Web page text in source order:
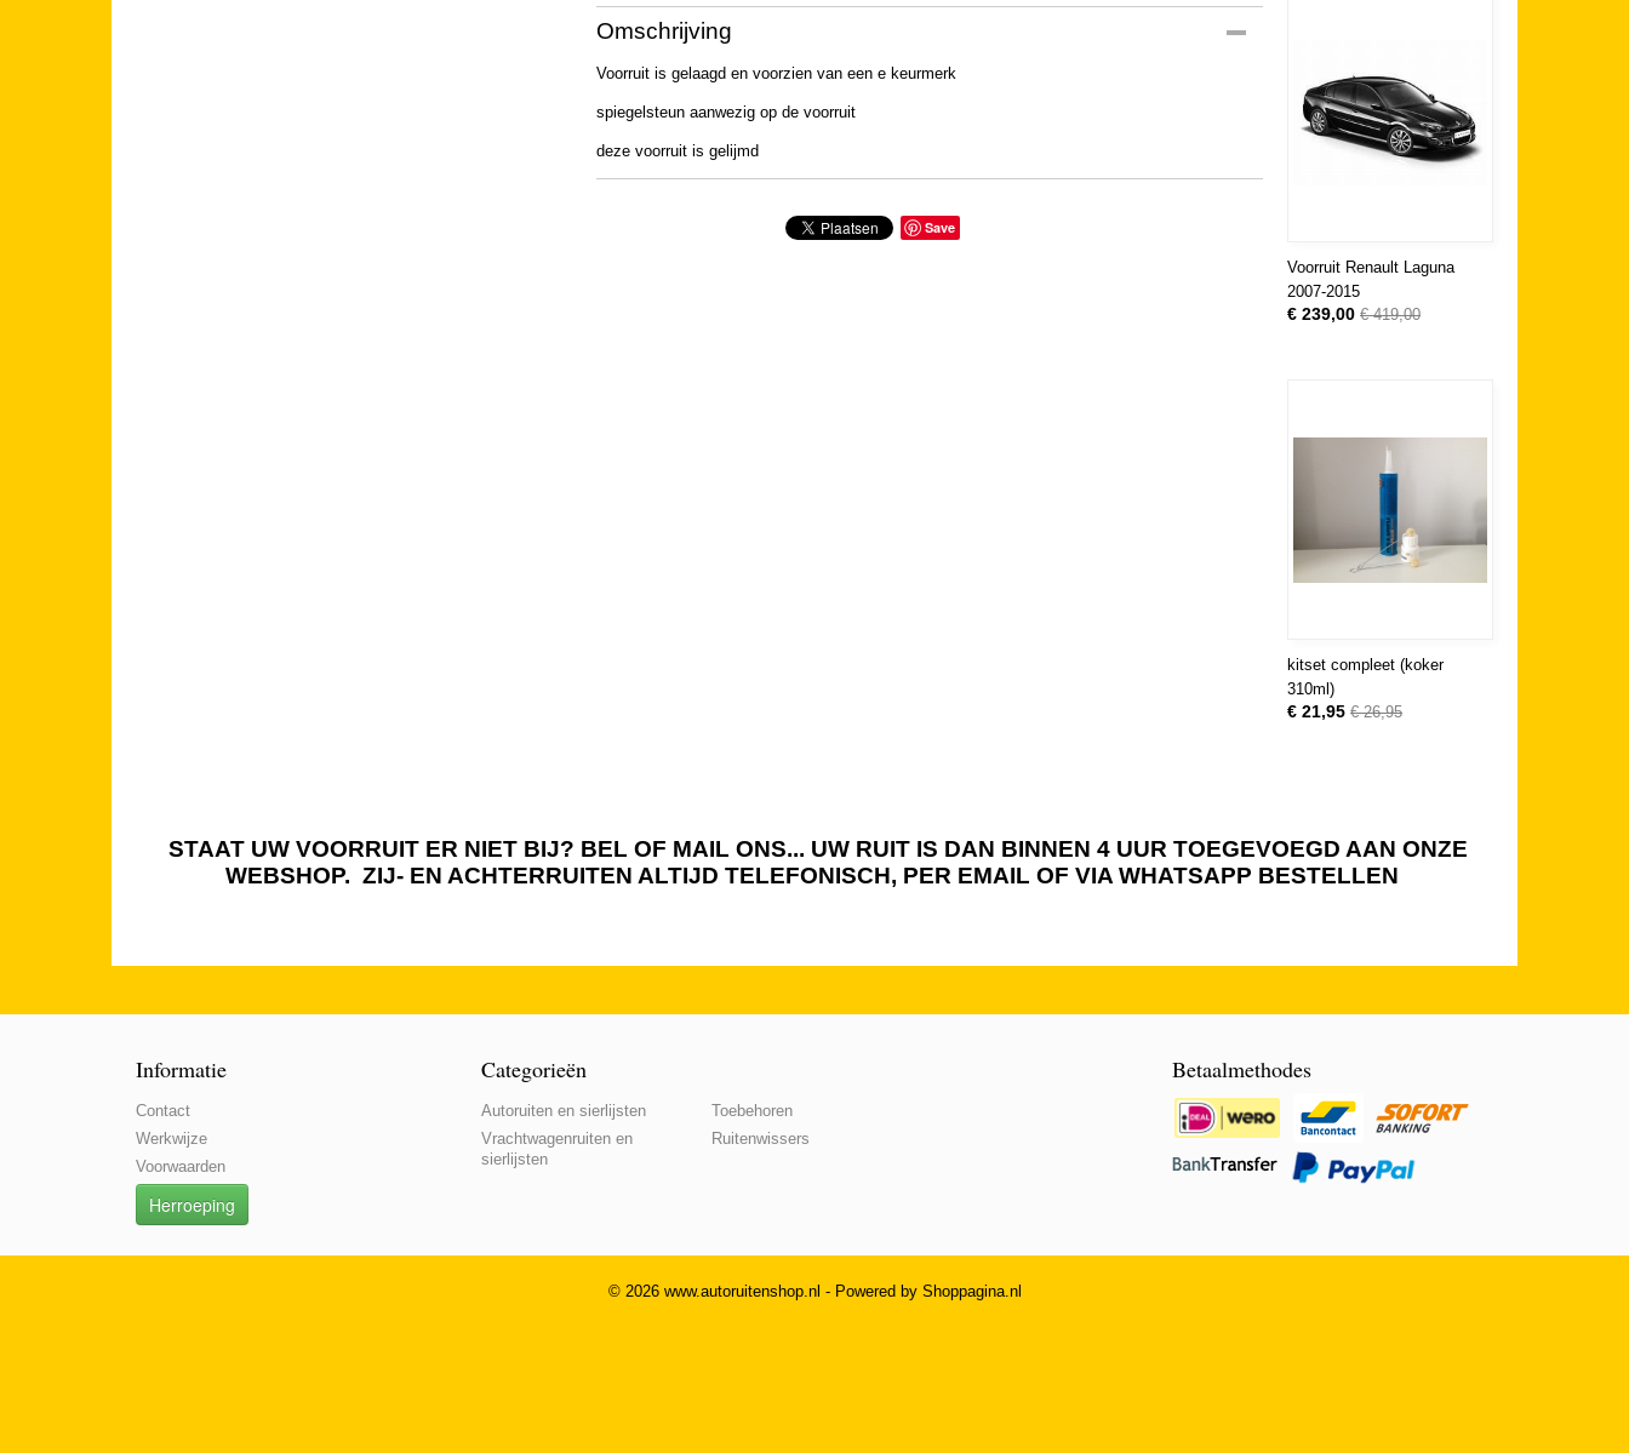
Productcode
Omschrijving
Voorruit is gelaagd en voorzien van een e keurmerk
spiegelsteun aanwezig op de voorruit
deze voorruit is gelijmd
Save
Voorruit Renault Laguna
2007-2015
€ 239,00 € 419,00
kitset compleet (koker
310ml)
€ 21,95 € 26,95
STAAT UW VOORRUIT ER NIET BIJ? BEL OF MAIL ONS... UW RUIT IS DAN BINNEN 4 UUR TOEGEVOEGD AAN ONZE
WEBSHOP. ZIJ- EN ACHTERRUITEN ALTIJD TELEFONISCH, PER EMAIL OF VIA WHATSAPP BESTELLEN
Informatie
Contact
Werkwijze
Voorwaarden
Herroeping
Categorieën
Autoruiten en sierlijsten
Vrachtwagenruiten en
sierlijsten
Toebehoren
Ruitenwissers
Betaalmethodes
© 2026 www.autoruitenshop.nl - Powered by Shoppagina.nl